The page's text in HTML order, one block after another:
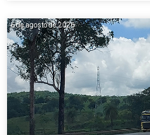
6 de agosto de 2026